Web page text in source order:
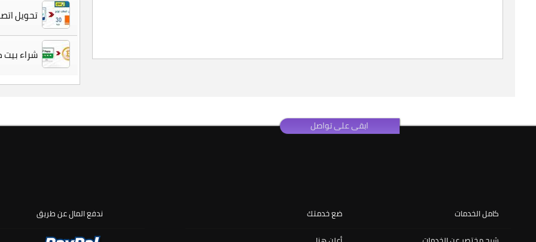
تحويل
شراء بيت
ابقى على تواصل
ندفع المال عن طريق ضع خدمتك
كامل الخدمات